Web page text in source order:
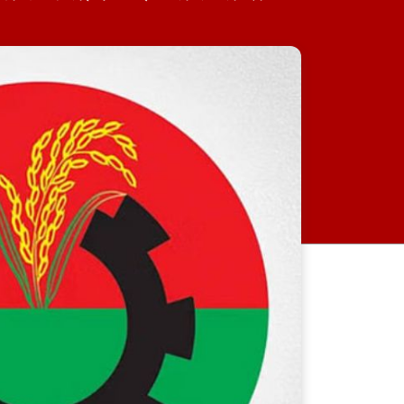
একটি চক্র খুব সুকৌশলে জ্বালানি
সেক্টরকে অস্থিতিশীল করার জন্য
সক্রিয়: প্রধানমন্ত্রী